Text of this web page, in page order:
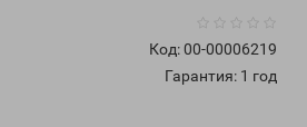
Код:00-00006219
Гарантия: 1 год